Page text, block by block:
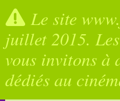
Le site
juillet 2015.
vous invitons à
dédiés au